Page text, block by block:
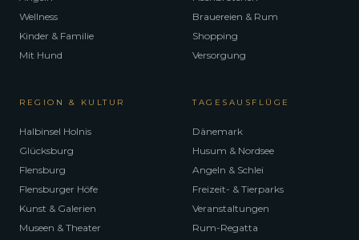
Wellness
Kinder & Familie
Mit Hund
Brauereien & Rum
Shopping
Versorgung
REGION & KULTUR
Halbinsel Holnis
Glücksburg
Flensburg
Flensburger Höfe
Kunst & Galerien
Museen & Theater
TAGESAUSFLÜGE
Dänemark
Husum & Nordsee
Angeln & Schlei
Freizeit- & Tierparks
Veranstaltungen
Rum-Regatta